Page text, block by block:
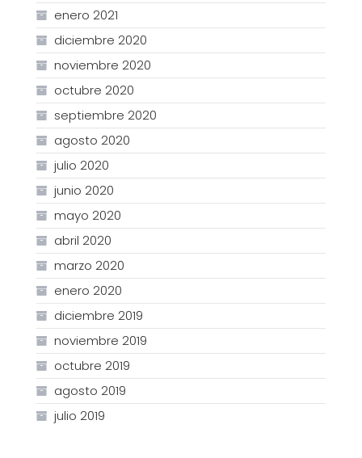
enero 2021
diciembre 2020
noviembre 2020
octubre 2020
septiembre 2020
agosto 2020
julio 2020
junio 2020
mayo 2020
abril 2020
marzo 2020
enero 2020
diciembre 2019
noviembre 2019
octubre 2019
agosto 2019
julio 2019